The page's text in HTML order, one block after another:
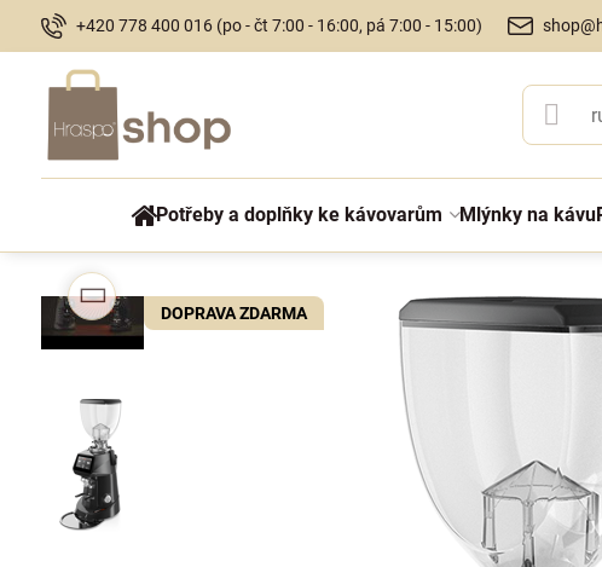
+420 778 400 016 (po - čt 7:00 - 16:00, pá 7:00 - 15:00)
Potřeby a doplňky ke kávovarům Mlýnky na kávu
DOPRAVA ZDARMA